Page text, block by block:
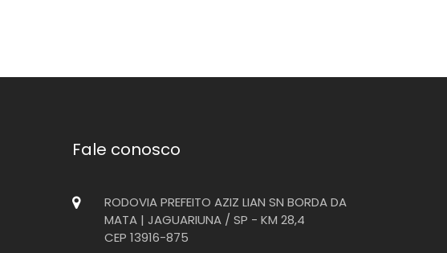
Fale conosco
RODOVIA PREFEITO AZIZ LIAN SN BORDA DA
MATA | JAGUARIUNA / SP - KM 28,4
CEP 13916-875